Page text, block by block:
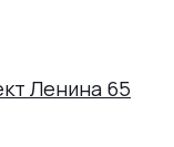
Ленина 65